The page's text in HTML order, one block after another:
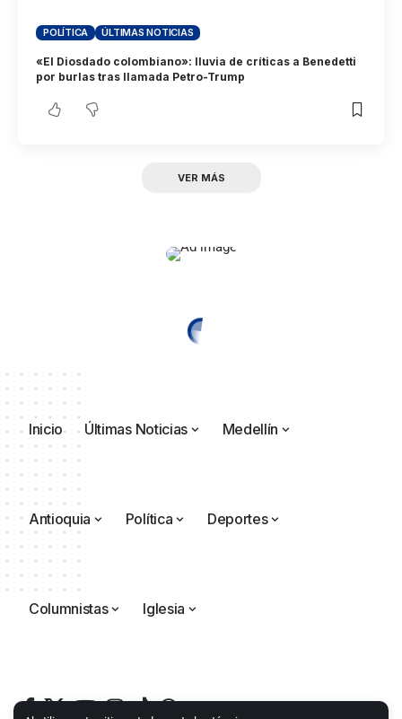
POLÍTICA ÚLTIMAS NOTICIAS
«El Diosdado colombiano»: lluvia de críticas a Benedetti
por burlas tras llamada Petro-Trump
VER MÁS
Inicio Últimas Noticias Medellín
Antioquia Política Deportes
Columnistas Iglesia